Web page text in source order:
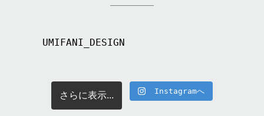
UMIFANI_DESIGN
さらに表示... Instagramへ